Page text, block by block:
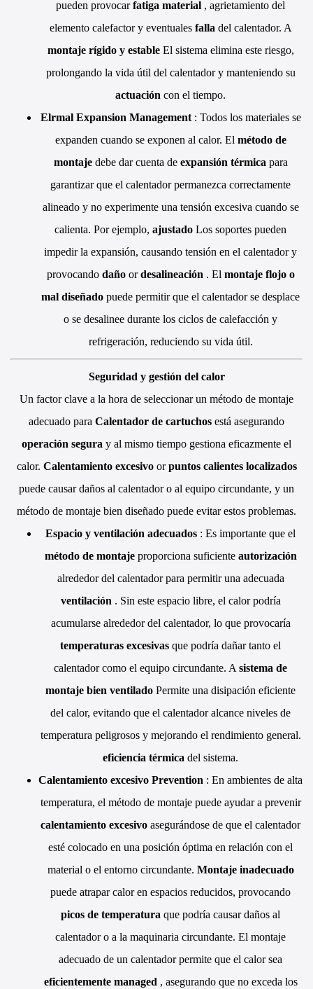
pueden provocarfatiga material , agrietamiento del
elemento calefactor y eventuales falla del calentador. A
montaje rígido y estable El sistema elimina este riesgo,
prolongando la vida útil del calentador y manteniendo su
actuación con el tiempo.
Elrmal Expansion Management : Todos los materiales se
expanden cuando se exponen al calor. El método de
montaje debe dar cuenta de expansión térmica para
garantizar que el calentador permanezca correctamente
alineado y no experimente una tensión excesiva cuando se
calienta. Por ejemplo, ajustado Los soportes pueden
impedir la expansión, causando tensión en el calentador y
provocando daño ordesalineación . El montaje flojo o
mal diseñado puede permitir que el calentador se desplace
o se desalinee durante los ciclos de calefacción y
refrigeración, reduciendo su vida útil.
Seguridad y gestión del calor
Un factor clave a la hora de seleccionar un método de montaje
adecuado para Calentador de cartuchos está asegurando
operación segura y al mismo tiempo gestiona eficazmente el
calor. Calentamiento excesivo orpuntos calientes localizados
puede causar daños al calentador o al equipo circundante, y un
método de montaje bien diseñado puede evitar estos problemas.
Espacio y ventilación adecuados : Es importante que el
método de montaje proporciona suficiente autorización
alrededor del calentador para permitir una adecuada
ventilación . Sin este espacio libre, el calor podría
acumularse alrededor del calentador, lo que provocaría
temperaturas excesivas que podría dañar tanto el
calentador como el equipo circundante. A sistema de
montaje bien ventilado Permite una disipación eficiente
del calor, evitando que el calentador alcance niveles de
temperatura peligrosos y mejorando el rendimiento general.
eficiencia térmica del sistema.
Calentamiento excesivo Prevention : En ambientes de alta
temperatura, el método de montaje puede ayudar a prevenir
calentamiento excesivo asegurándose de que el calentador
esté colocado en una posición óptima en relación con el
material o el entorno circundante. Montaje inadecuado
puede atrapar calor en espacios reducidos, provocando
picos de temperatura que podría causar daños al
calentador o a la maquinaria circundante. El montaje
adecuado de un calentador permite que el calor sea
eficientemente managed , asegurando que no exceda los